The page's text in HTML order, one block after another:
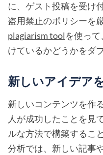
に、ゲスト投稿を受け
盗用禁止のポリシーを
plagiarism toolを使っ
けているかどうかをダ
新しいアイデア
新しいコンテンツを作
人が成功したことを見
ルな方法で構築するこ
分析では、新しい記事